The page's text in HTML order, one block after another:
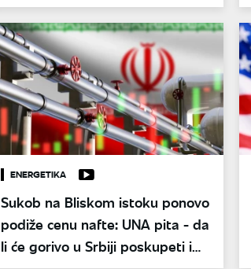
ENERGETIKA
Sukob na Bliskom istoku ponovo
podiže cenu nafte: UNA pita - da
li će gorivo u Srbiji poskupeti i